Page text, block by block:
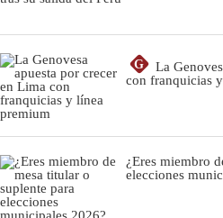
G
La
con franquicias
¿Eres miembro
elecciones